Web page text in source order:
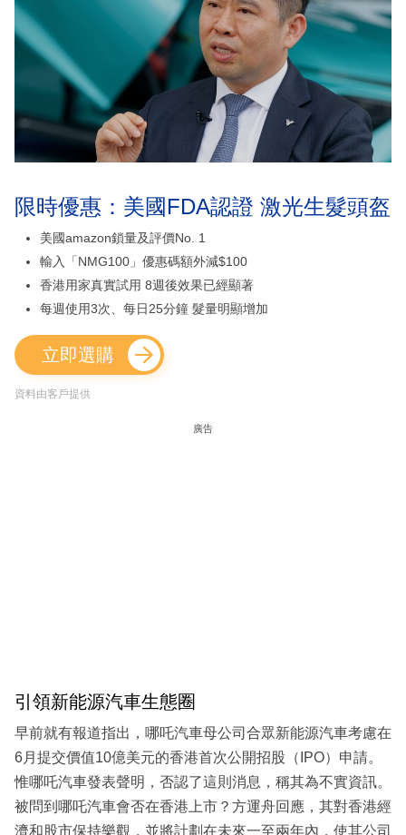
限時優惠：美國FDA認證 激光生髮頭盔
美國amazon鎖量及評價No. 1
輸入「NMG100」優惠碼額外減$100
香港用家真實試用 8週後效果已經顯著
每週使用3次、每日25分鐘 髮量明顯增加
立即選購
資料由客戶提供
廣告
引領新能源汽車生態圈
早前就有報道指出，哪吒汽車母公司合眾新能源汽車考慮在
6月提交價值10億美元的香港首次公開招股（IPO）申請。
惟哪吒汽車發表聲明，否認了這則消息，稱其為不實資訊。
被問到哪吒汽車會否在香港上市？方運舟回應，其對香港經
濟和股市保持樂觀，並將計劃在未來一至兩年內，使其公司